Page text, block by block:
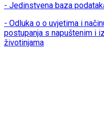
- Jedinstvena baza
- Odluka o o uvjetima i
postupanja s napuštenim i
životinjama